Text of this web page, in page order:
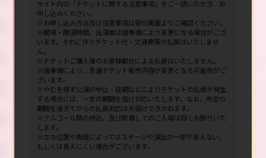
サイト内の「チケットに関する注意事項」をご一読いただき、お
申し込みください。
※お申し込み方法及び注意事項は受付画面よりご確認ください。
※開場・開演時間、出演者は諸事情により変更になる場合がござ
います。それに伴うチケット代・交通費等の払戻はいたしませ
ん。
※チケットご購入後のお客様都合による払戻はいたしません。
※諸事情により、急遽チケット販売内容が変更となる可能性がご
ざいます。
※やむを得ず公演の中止・延期などによりチケットの払戻が発生
する場合には、一定の期間を設け対応いたします。なお、所定の
期間を過ぎてからの払戻対応はお受けできかねます。
※アルコール類の持込、及び飲酒してのご入場は固くお断りいた
します。
※立ち位置や角度によってはステージや演出の一部が見えない、
もしくは見えにくい場合がございます。